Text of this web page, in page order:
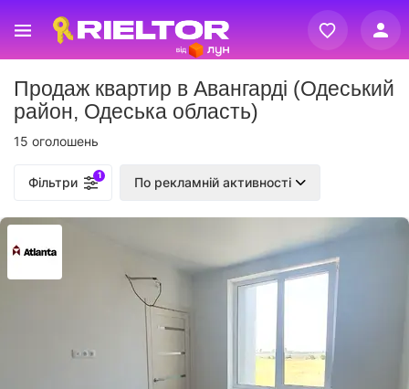
Реєстрація
Вхід
Продаж квартир в Авангарді (Одеський
район, Одеська область)
15 оголошень
Фільтри 1 По рекламній активності